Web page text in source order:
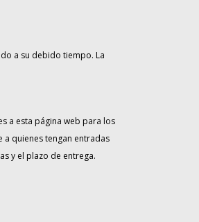
a su debido tiempo. La
a esta página web para los
quienes tengan entradas
y el plazo de entrega.